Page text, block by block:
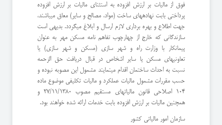
فوق از مالیات بر ارزش افزوده به استثنای مالیات بر ارزش افزوده
پرداختی بابت نهادههای ساخت (مواد، مصالح و سایر) معاق میباشند،
جهت اطلاع و بهره برداری لازم ارسال و ابلاغ میگردد. بدیهی است
سازندگانی که خارج از چهارچوب تفاهم نامه مسکن مهر به عنوان
پیمانکار با وزارت راه و شهر سازی (مسکن و شهر سازی) یا
تعاونیهای مسکن یا سایر اشخاص در قبال دریافت حق الزحمه
نسبت به احداث ساختمان اقدام مینمایند مشمول این مصوبه نبوده و
حسب مقررات مشمول مالیات عملکرد و مالیات تکلیفی موضوع ماده
104 اصلاحی قانون مالیاتهای مستقیم مصوب 27/11/1380 و
همچنین مالیات بر ارزش افزوده بابت خدمات ارائه شده خواهند بود.
سازمان امور مالیاتی کشور